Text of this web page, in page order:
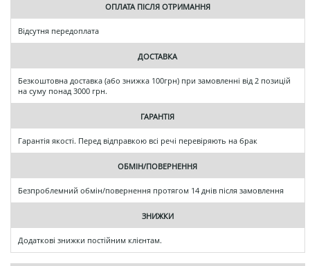
ОПЛАТА ПІСЛЯ ОТРИМАННЯ
Відсутня передоплата
ДОСТАВКА
Безкоштовна доставка (або знижка 100грн) при замовленні від 2 позицій
на суму понад 3000 грн.
ГАРАНТІЯ
Гарантія якості. Перед відправкою всі речі перевіряють на брак
ОБМІН/ПОВЕРНЕННЯ
Безпроблемний обмін/повернення протягом 14 днів після замовлення
ЗНИЖКИ
Додаткові знижки постійним клієнтам.